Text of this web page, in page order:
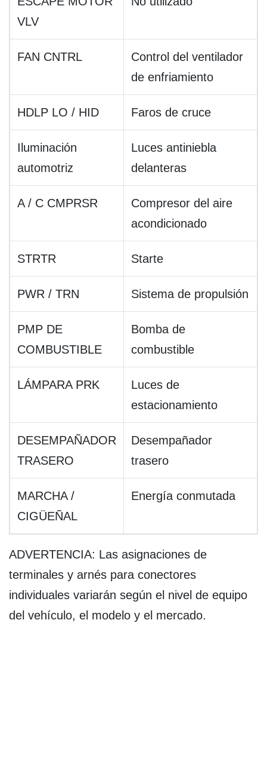
VLV
FAN CNTRL
Control del ventilador
de enfriamiento
HDLP LO / HID Faros de cruce
Iluminación
automotriz
Luces antiniebla
delanteras
A / C CMPRSR
Compresor del aire
acondicionado
STRTR Starte
PWR / TRN Sistema de propulsión
PMP DE
COMBUSTIBLE
Bomba de
combustible
LÁMPARA PRK
Luces de
estacionamiento
DESEMPAÑADOR
TRASERO
Desempañador
trasero
MARCHA /
CIGÜEÑAL
Energía conmutada
ADVERTENCIA: Las asignaciones de
terminales y arnés para conectores
individuales variarán según el nivel de equipo
del vehículo, el modelo y el mercado.